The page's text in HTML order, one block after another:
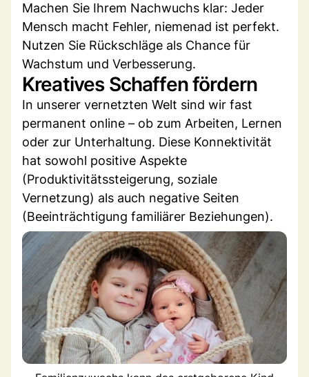
Machen Sie Ihrem Nachwuchs klar: Jeder
Mensch macht Fehler, niemenad ist perfekt.
Nutzen Sie Rückschläge als Chance für
Wachstum und Verbesserung.
Kreatives Schaffen fördern
In unserer vernetzten Welt sind wir fast
permanent online – ob zum Arbeiten, Lernen
oder zur Unterhaltung. Diese Konnektivität
hat sowohl positive Aspekte
(Produktivitätssteigerung, soziale
Vernetzung) als auch negative Seiten
(Beeinträchtigung familiärer Beziehungen).